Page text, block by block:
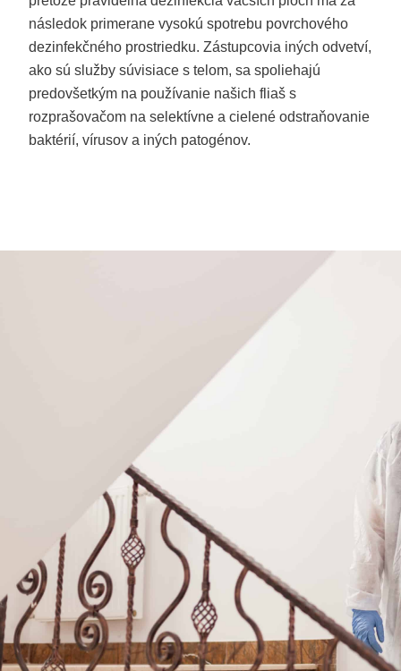
následok primerane vysokú spotrebu povrchového
dezinfekčného prostriedku. Zástupcovia iných odvetví,
ako sú služby súvisiace s telom, sa spoliehajú
predovšetkým na používanie našich fliaš s
rozprašovačom na selektívne a cielené odstraňovanie
baktérií, vírusov a iných patogénov.